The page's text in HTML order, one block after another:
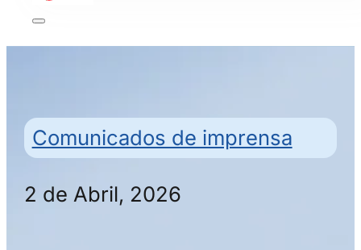
Comunicados de imprensa
2 de Abril, 2026